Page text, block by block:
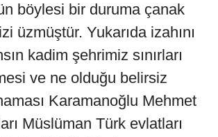
böylesi bir duruma çanak
üzmüştür. Yukarıda izahını
kadim şehrimiz sınırları
ve ne olduğu belirsiz
Karamanoğlu Mehmet
Müslüman Türk evlatları